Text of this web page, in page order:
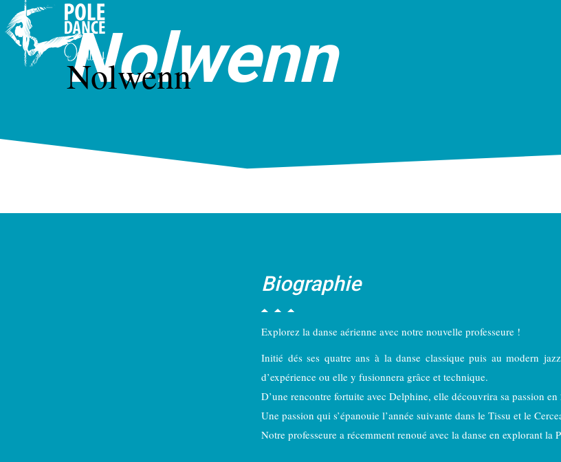
Nolwenn
Nolwenn
Biographie
Explorez la danse aérienne avec notre nouvelle professeure !
Initié dés ses quatre ans à la danse classique puis au modern
d’expérience ou elle y fusionnera grâce et technique.
D’une rencontre fortuite avec Delphine, elle découvrira sa passion
Une passion qui s’épanouie l’année suivante dans le Tissu et le
Notre professeure a récemment renoué avec la danse en explorant la